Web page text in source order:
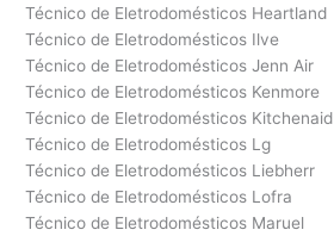
Técnico de Eletrodomésticos Heartland
Técnico de Eletrodomésticos Ilve
Técnico de Eletrodomésticos Jenn Air
Técnico de Eletrodomésticos Kenmore
Técnico de Eletrodomésticos Kitchenaid
Técnico de Eletrodomésticos Lg
Técnico de Eletrodomésticos Liebherr
Técnico de Eletrodomésticos Lofra
Técnico de Eletrodomésticos Maruel